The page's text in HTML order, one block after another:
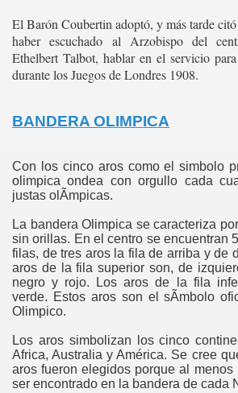
El Barón Coubertin adoptó, y más tarde citó
haber escuchado al Arzobispo del
Ethelbert Talbot, hablar en el servicio
durante los Juegos de Londres 1908.
BANDERA OLIMPICA
Con los cinco aros como el simbolo
oli­mpica ondea con orgullo cada
justas olÃ­mpicas.
La bandera Olimpica se caracteriza
sin orillas. En el centro se encuentran
filas, de tres aros la fila de arriba y de
aros de la fila superior son, de
negro y rojo. Los aros de la fila
verde. Estos aros son el sÃ­mbolo
Olimpico.
Los aros simbolizan los cinco
Africa, Australia y América. Se cree
aros fueron elegidos porque al
ser encontrado en la bandera de cada